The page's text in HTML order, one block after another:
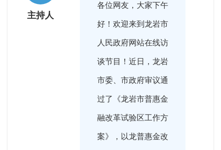
主持人
各位网友，大家下午
好！欢迎来到龙岩市
人民政府网站在线访
谈节目！近日，龙岩
市委、市政府审议通
过了《龙岩市普惠金
融改革试验区工作方
案》，以龙普惠金改